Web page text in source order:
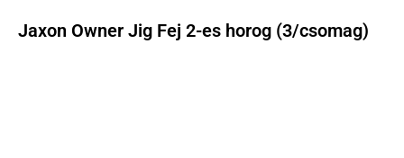
Jaxon Owner Jig Fej 2-es horog (3/csomag)